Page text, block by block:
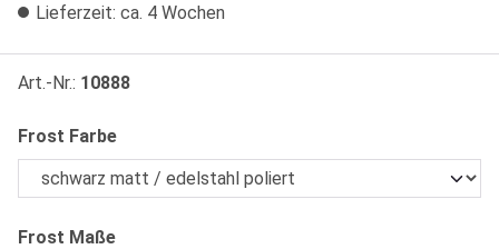
Lieferzeit: ca. 4 Wochen
Art.-Nr.: 10888
Frost Farbeauswählen
Frost Maßeauswählen